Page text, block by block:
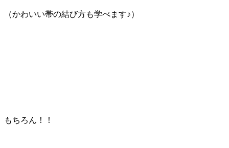
（かわいい帯の結び方も学べます♪）
もちろん！！